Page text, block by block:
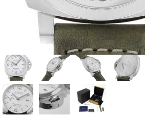
オーデマピゲ ウブロ
グランド